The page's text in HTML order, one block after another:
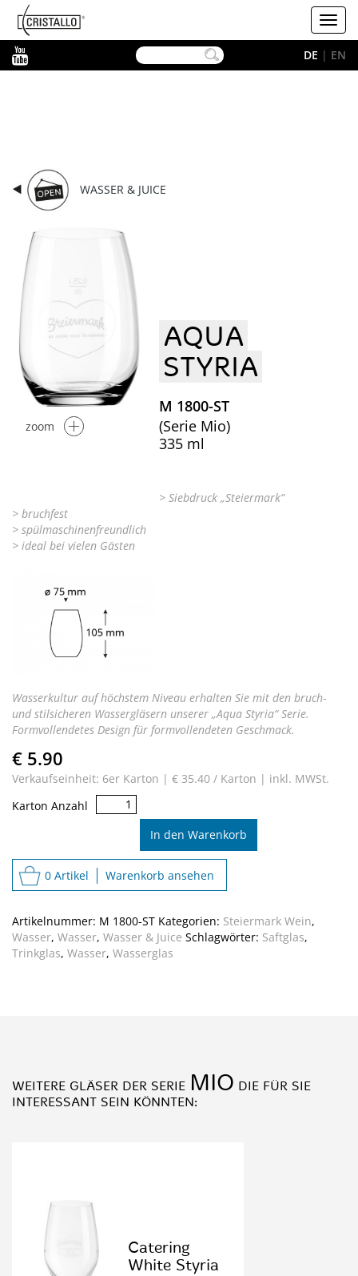
Cristallo
DE | EN
WASSER & JUICE
zoom
AQUA
STYRIA
M 1800-ST
(Serie Mio)
335 ml
> Siebdruck „Steiermark“
> bruchfest
> spülmaschinenfreundlich
> ideal bei vielen Gästen
Wasserkultur auf höchstem Niveau erhalten Sie mit den bruch-
und stilsicheren Wassergläsern unserer „Aqua Styria“ Serie.
Formvollendetes Design für formvollendeten Geschmack.
€ 5.90
Verkaufseinheit: 6er Karton | € 35.40 / Karton | inkl. MWSt.
Karton Anzahl
Styria
In den Warenkorb
0 Artikel Warenkorb ansehen
Artikelnummer: M 1800-ST Kategorien: Steiermark Wein,
Wasser, Wasser, Wasser & Juice Schlagwörter: Saftglas,
Trinkglas, Wasser, Wasserglas
WEITERE GLÄSER DER SERIE MIO DIE FÜR SIE
INTERESSANT SEIN KÖNNTEN:
Catering
White Styria